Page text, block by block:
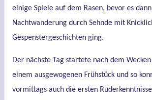
einige Spiele auf dem Rasen, bevor es
Nachtwanderung durch Sehnde mit
Gespenstergeschichten ging.
Der nächste Tag startete nach dem
einem ausgewogenen Frühstück und so
vormittags auch die ersten